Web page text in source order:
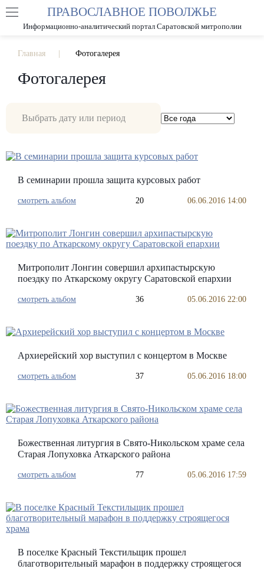
РАЗМЕР ШРИФТА А А
ПРАВОСЛАВНОЕ ПОВОЛЖЬЕ
Информационно-аналитический портал Саратовской митрополии
Главная Фотогалерея
Фотогалерея
В семинарии прошла защита курсовых работ
смотреть альбом 20 06.06.2016 14:00
Митрополит Лонгин совершил архипастырскую
поездку по Аткарскому округу Саратовской епархии
смотреть альбом 36 05.06.2016 22:00
Архиерейский хор выступил с концертом в Москве
смотреть альбом 37 05.06.2016 18:00
Божественная литургия в Свято-Никольском храме села
Старая Лопуховка Аткарского района
смотреть альбом 77 05.06.2016 17:59
В поселке Красный Текстильщик прошел
благотворительный марафон в поддержку строящегося